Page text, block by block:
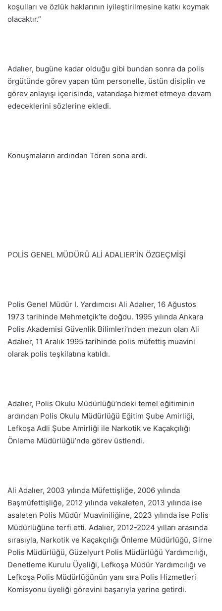
koşulları ve özlük haklarının iyileştirilmesine katkı koymak
olacaktır.”
Adalıer, bugüne kadar olduğu gibi bundan sonra da polis
örgütünde görev yapan tüm personelle, üstün disiplin ve
görev anlayışı içerisinde, vatandaşa hizmet etmeye devam
edeceklerini sözlerine ekledi.
Konuşmaların ardından Tören sona erdi.
POLİS GENEL MÜDÜRÜ ALİ ADALIER’İN ÖZGEÇMİŞİ
Polis Genel Müdür I. Yardımcısı Ali Adalıer, 16 Ağustos
1973 tarihinde Mehmetçik’te doğdu. 1995 yılında Ankara
Polis Akademisi Güvenlik Bilimleri’nden mezun olan Ali
Adalıer, 11 Aralık 1995 tarihinde polis müfettiş muavini
olarak polis teşkilatına katıldı.
Adalıer, Polis Okulu Müdürlüğü’ndeki temel eğitiminin
ardından Polis Okulu Müdürlüğü Eğitim Şube Amirliği,
Lefkoşa Adli Şube Amirliği ile Narkotik ve Kaçakçılığı
Önleme Müdürlüğü’nde görev üstlendi.
Ali Adalıer, 2003 yılında Müfettişliğe, 2006 yılında
Başmüfettişliğe, 2012 yılında vekaleten, 2013 yılında ise
asaleten Polis Müdür Muaviniliğine, 2023 yılında ise Polis
Müdürlüğüne terfi etti. Adalıer, 2012-2024 yılları arasında
sırasıyla, Narkotik ve Kaçakçılığı Önleme Müdürlüğü, Girne
Polis Müdürlüğü, Güzelyurt Polis Müdürlüğü Yardımcılığı,
Denetleme Kurulu Üyeliği, Lefkoşa Müdür Yardımcılığı ve
Lefkoşa Polis Müdürlüğünün yanı sıra Polis Hizmetleri
Komisyonu üyeliği görevini başarıyla yerine getirdi.